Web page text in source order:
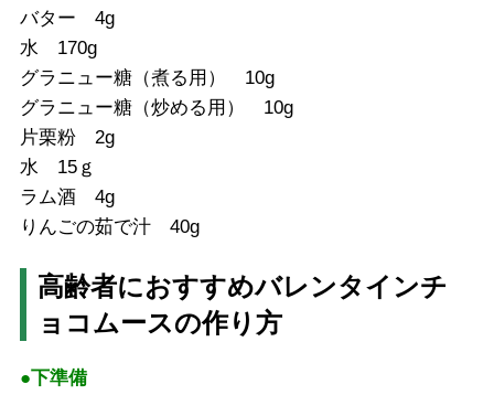
バター 4g
水 170g
グラニュー糖（煮る用） 10g
グラニュー糖（炒める用） 10g
片栗粉 2g
水 15ｇ
ラム酒 4g
りんごの茹で汁 40g
高齢者におすすめバレンタインチ
ョコムースの作り方
●下準備